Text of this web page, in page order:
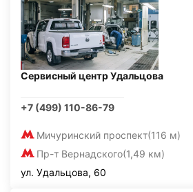
Сервисный центр Удальцова
+7 (499) 110-86-79
Мичуринский проспект(116 м)
Пр-т Вернадского(1,49 км)
ул. Удальцова, 60